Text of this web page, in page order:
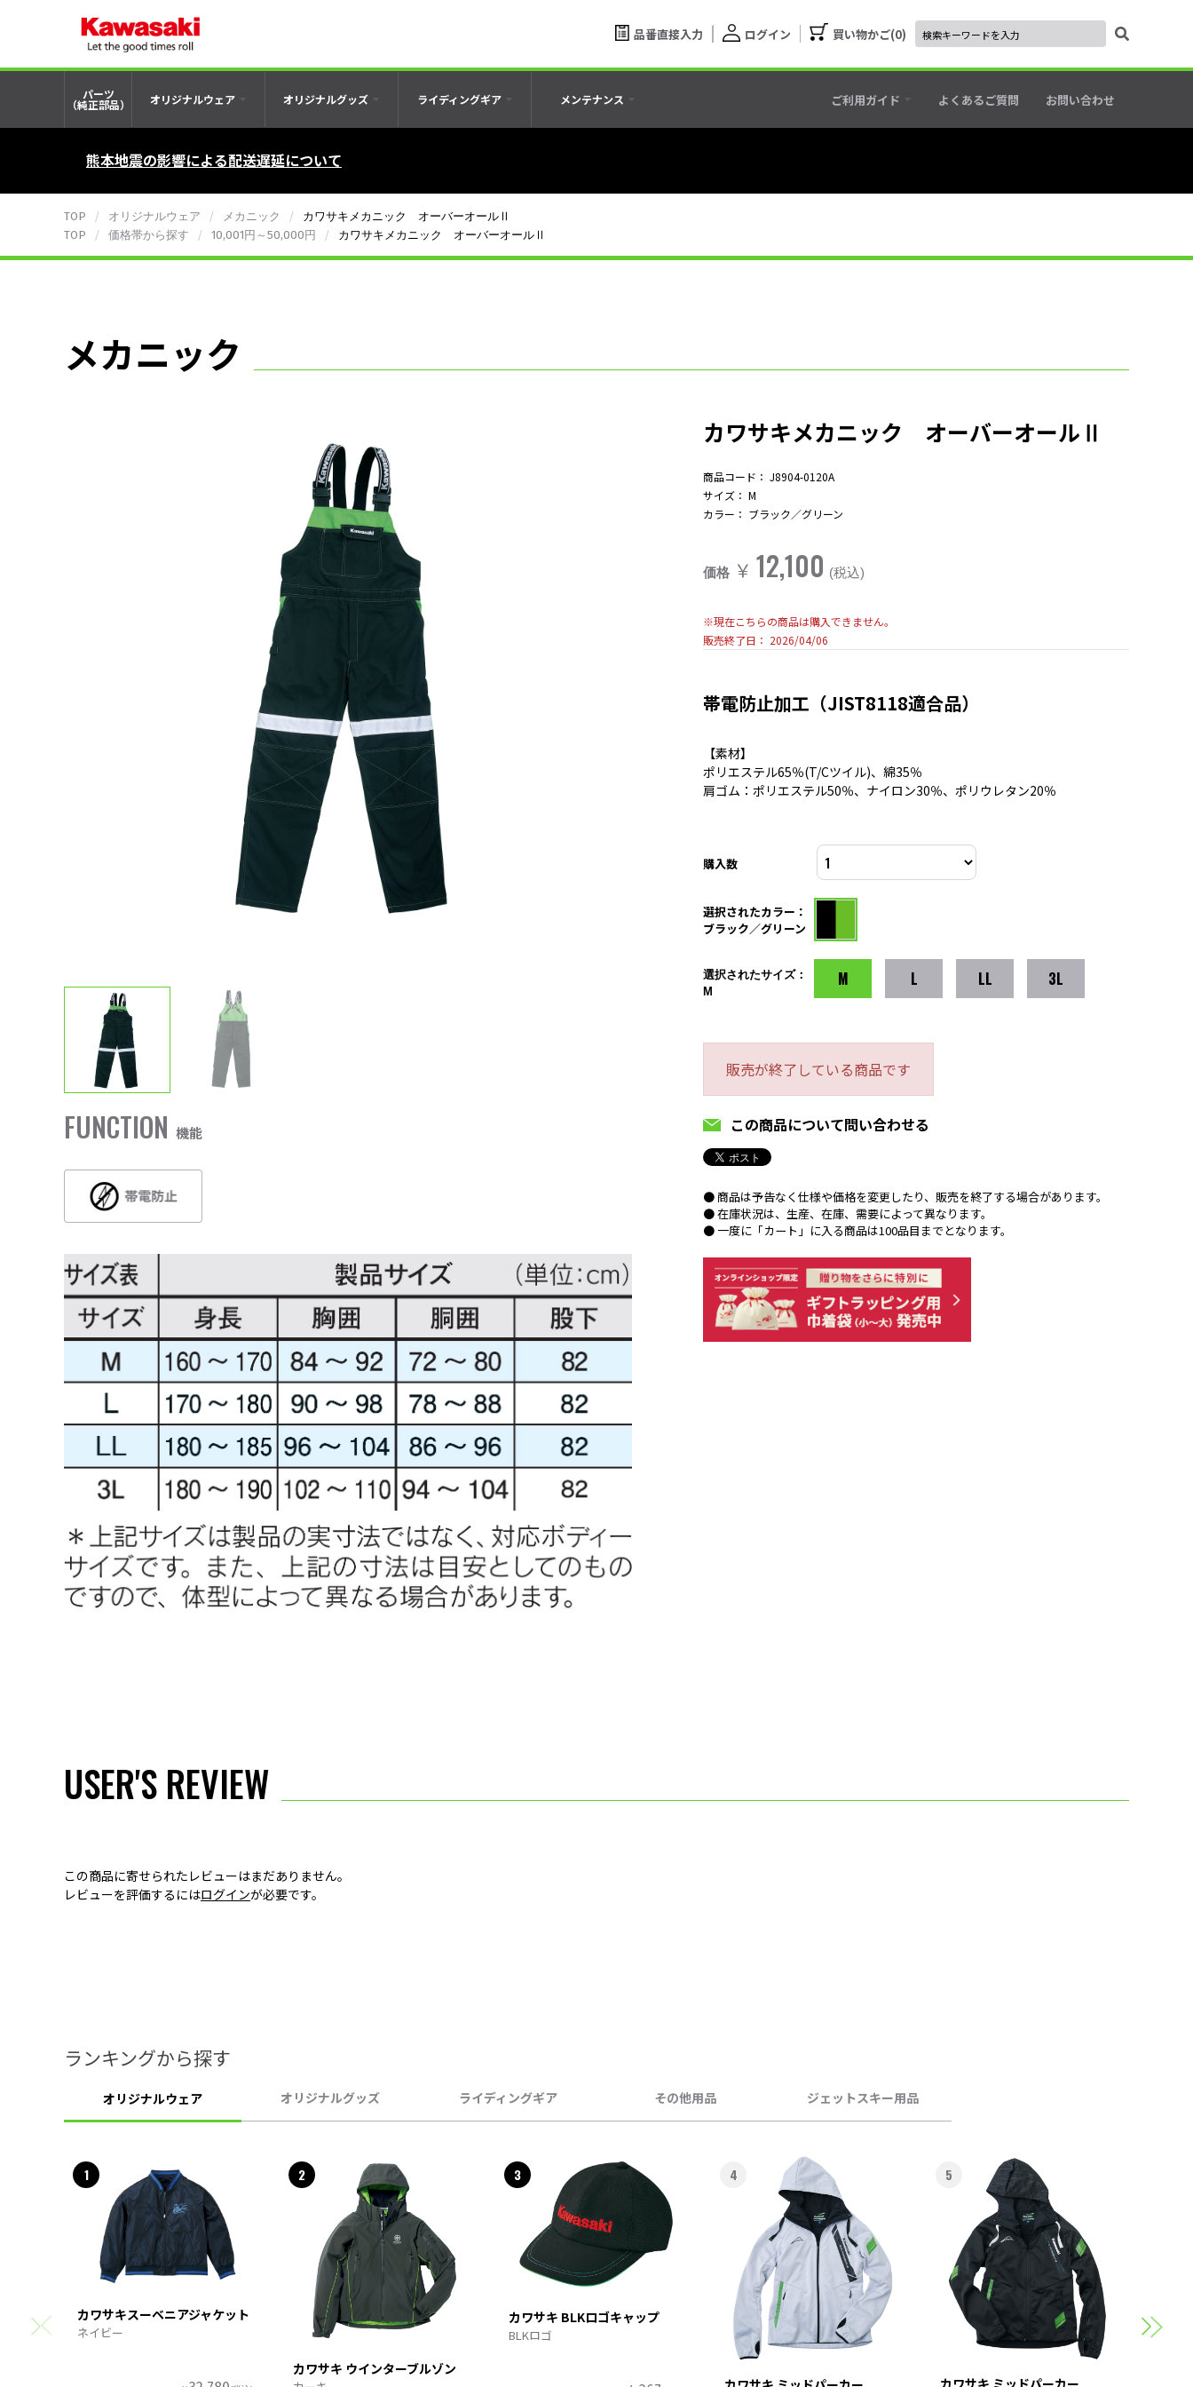
品番直接入力 ログイン 買い物かご 0
パーツ
（純正部品） オリジナルウェア オリジナルグッズ ライディングギア メンテナンス ご利用ガイド よくあるご質問 お問い合わせ
熊本地震の影響による配送遅延について
TOP オリジナルウェア メカニック
カワサキメカニック オーバーオールⅡ
TOP
価格帯から探す 10,001円～50,000円 カワサキメカニック オーバーオールⅡ
メカニック
FUNCTION 機能
カワサキメカニック オーバーオールⅡ
商品コード： J8904-0120A
サイズ： M
カラー： ブラック／グリーン
価格 ￥ 12,100 (税込)
※現在こちらの商品は購入できません。
販売終了日： 2026/04/06
帯電防止加工（JIST8118適合品）
【素材】
ポリエステル65％(T/Cツイル)、綿35％
肩ゴム：ポリエステル50％、ナイロン30％、ポリウレタン20％
購入数
選択されたカラー：
ブラック／グリーン
選択されたサイズ：
M
M L LL 3L
販売が終了している商品です
この商品について問い合わせる
● 商品は予告なく仕様や価格を変更したり、販売を終了する場合があります。
● 在庫状況は、生産、在庫、需要によって異なります。
● 一度に「カート」に入る商品は100品目までとなります。
USER'S REVIEW
この商品に寄せられたレビューはまだありません。
レビューを評価するにはログインが必要です。
ランキングから探す
オリジナルウェア オリジナルグッズ ライディングギア その他用品 ジェットスキー用品
1
カワサキスーベニアジャケット
ネイビー
2
カワサキ ウインターブルゾン
3
カワサキ BLKロゴキャップ
BLKロゴ
4 5
スポ